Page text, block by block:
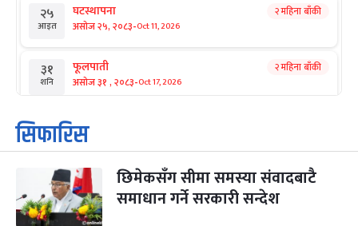
२५
आइत
घटस्थापना
असोज २५, २०८३-Oct 11, 2026
२ महिना बाँकी
३१
शनि
फूलपाती
असोज ३१ , २०८३-Oct 17, 2026
२ महिना बाँकी
१
आइत
कार्तिक सङ्क्रान्ति
कार्तिक १, २०८३
३
मंगल
महानवमी
कार्तिक ३, २०८३-Oct 20, 2026
२ महिना बाँकी
सिफारिस
छिमेकसँग सीमा समस्या संवादबाटै
समाधान गर्ने सरकारी सन्देश